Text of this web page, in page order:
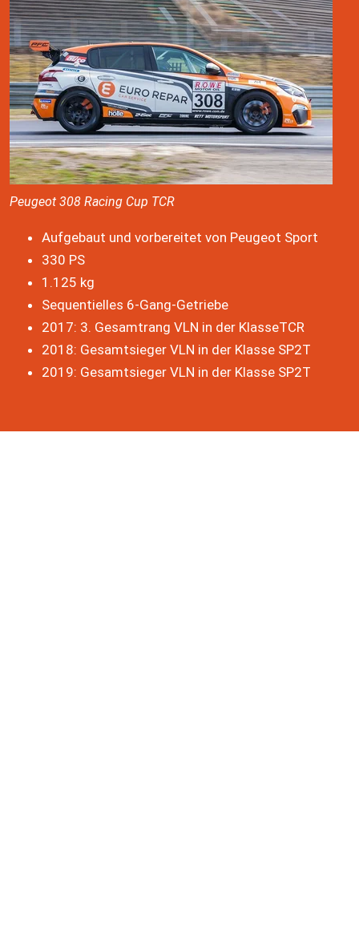
Peugeot 308 Racing Cup TCR
Aufgebaut und vorbereitet von Peugeot Sport
330 PS
1.125 kg
Sequentielles 6-Gang-Getriebe
2017: 3. Gesamtrang VLN in der KlasseTCR
2018: Gesamtsieger VLN in der Klasse SP2T
2019: Gesamtsieger VLN in der Klasse SP2T